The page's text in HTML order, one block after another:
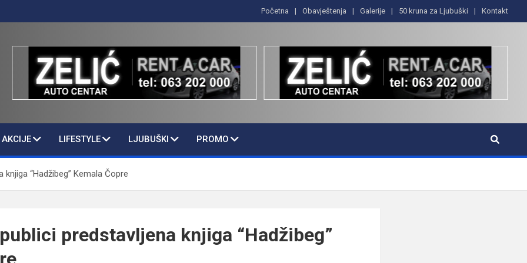
Početna Obavještenja Galerije 50 kruna za Ljubuški Kontakt
LIFESTYLE LJUBUŠKI PROMO
“Hadžibeg” Kemala Čopre
predstavljena knjiga “Hadžibeg”